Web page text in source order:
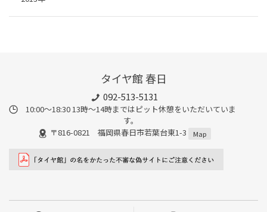
タイヤ館 春日
092-513-5131
10:00～18:30 13時〜14時まではピット休憩をいただいていま
す。
〒816-0821 福岡県春日市若葉台東1-3
Map